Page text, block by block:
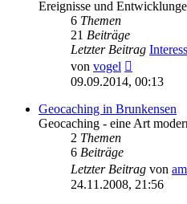
Ereignisse und
6 Themen
21 Beiträge
Letzter Beitrag
von vogel
Beitrag
09.09.2014, 00:13
Geocaching in Brunkensen
Geocaching - eine Art
2 Themen
6 Beiträge
Letzter Beitrag von
24.11.2008, 21:56